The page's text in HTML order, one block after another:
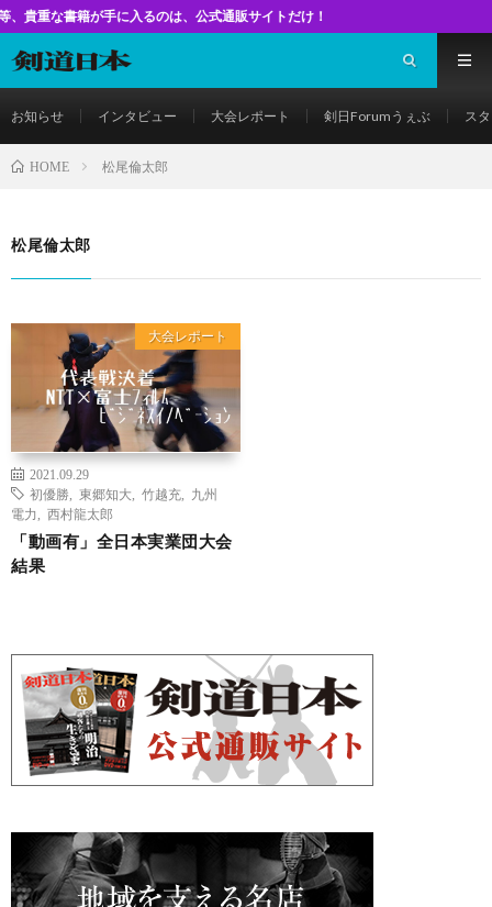
が手に入るのは、公式通販サイトだけ！
お知らせ インタビュー 大会レポート 剣日Forumうぇぶ ス
HOME 松尾倫太郎
松尾倫太郎
大会レポート
2021.09.29
初優勝
東郷知大 竹越充
九州
電力
西村龍太郎
「動画有」全日本実業団大会
結果